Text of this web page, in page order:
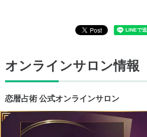
オンラインサロン情報
恋暦占術 公式オンラインサロン